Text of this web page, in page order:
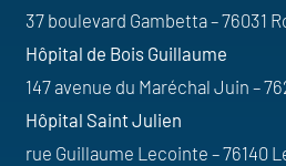
37 boulevard Gambetta – 76031
Hôpital de Bois Guillaume
147 avenue du Maréchal Juin –
Hôpital Saint Julien
rue Guillaume Lecointe – 76140